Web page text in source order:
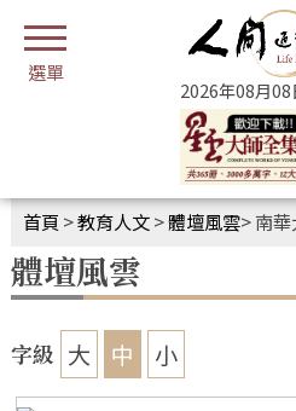
2026年08月08
首頁 >教育人文>體壇風雲>南華大
體壇風雲
字級 大 中 小